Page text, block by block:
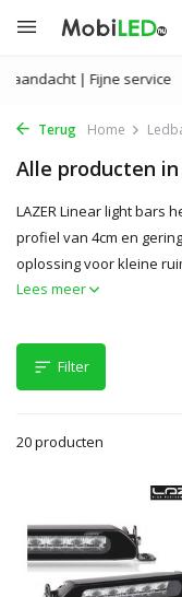
De
Terug Home
Alle producten in
LAZER Linear light bars
profiel van 4cm en
oplossing voor kleine
Lees meer
Filter
20 producten